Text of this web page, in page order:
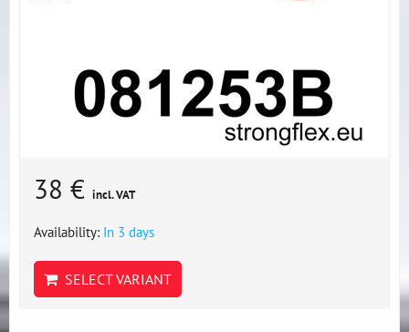
38 € incl. VAT
Availability: In 3 days
SELECT VARIANT